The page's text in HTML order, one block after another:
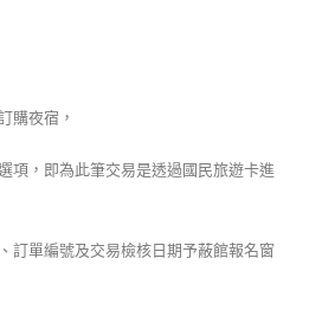
購夜宿，
項，即為此筆交易是透過國民旅遊卡進
訂單編號及交易檢核日期予蔽館報名窗